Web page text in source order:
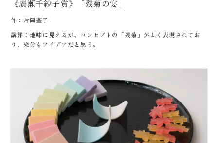
《廣瀬千紗子賞》「残菊の宴」
作：片岡聖子
講評：地味に見えるが、コンセプトの「残菊」がよく表現されてお
り、染分もアイデアだと思う。